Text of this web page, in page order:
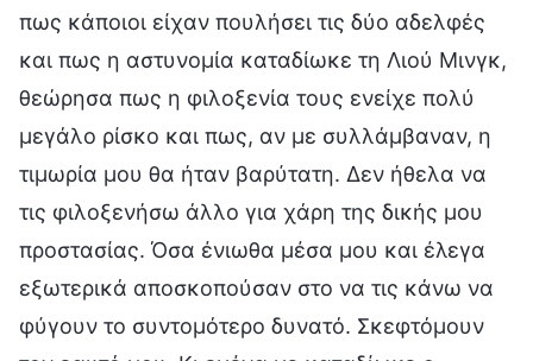
πως κάποιοι είχαν πουλήσει τις δύο αδελφές
και πως η αστυνομία καταδίωκε τη Λιού Μινγκ,
θεώρησα πως η φιλοξενία τους ενείχε πολύ
μεγάλο ρίσκο και πως, αν με συλλάμβαναν, η
τιμωρία μου θα ήταν βαρύτατη. Δεν ήθελα να
τις φιλοξενήσω άλλο για χάρη της δικής μου
προστασίας. Όσα ένιωθα μέσα μου και έλεγα
εξωτερικά αποσκοπούσαν στο να τις κάνω να
φύγουν το συντομότερο δυνατό. Σκεφτόμουν